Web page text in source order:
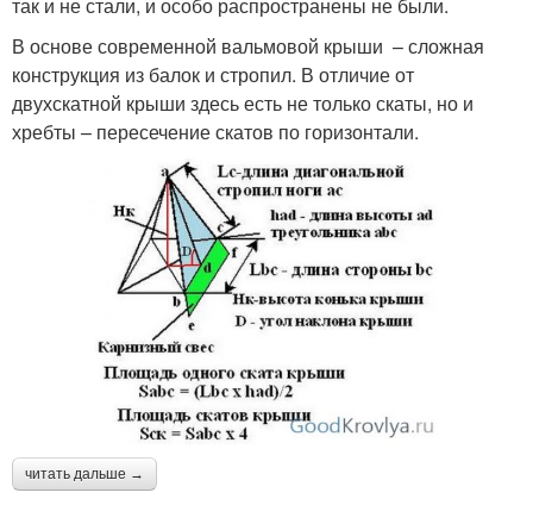
В основе современной вальмовой крыши – сложная
конструкция из балок и стропил. В отличие от
двухскатной крыши здесь есть не только скаты, но и
хребты – пересечение скатов по горизонтали.
читать дальше →